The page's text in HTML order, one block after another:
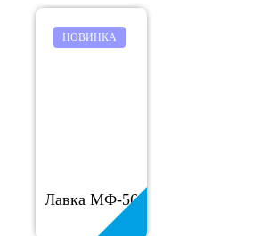
НОВИНКА
Лавка МФ-56